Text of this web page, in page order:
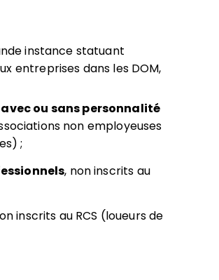
instance statuant
entreprises dans les DOM,
ou sans personnalité
non employeuses
;
, non inscrits au
inscrits au RCS (loueurs de